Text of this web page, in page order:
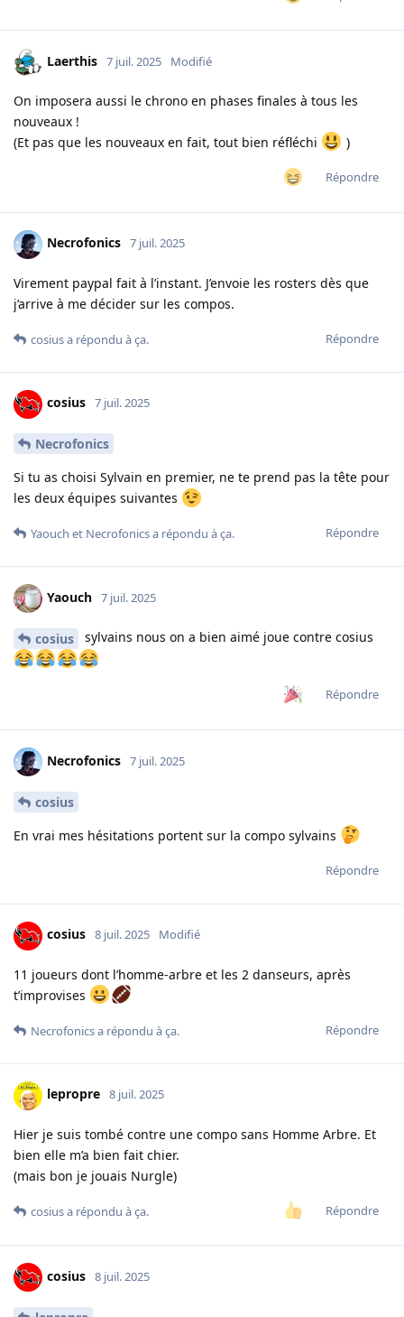
Laerthis 7 juil. 2025 Modifié
On imposera aussi le chrono en phases finales à tous les
nouveaux !
(Et pas que les nouveaux en fait, tout bien réfléchi
)
Répondre
Necrofonics 7 juil. 2025
Virement paypal fait à l’instant. J’envoie les rosters dès que
j’arrive à me décider sur les compos.
Répondre
cosiusa répondu à ça.
cosius 7 juil. 2025
Necrofonics
Si tu as choisi Sylvain en premier, ne te prend pas la tête pour
les deux équipes suivantes
Répondre
Yaouch et Necrofonicsa répondu à ça.
Yaouch 7 juil. 2025
cosius sylvains nous on a bien aimé joue contre cosius
Répondre
Necrofonics 7 juil. 2025
cosius
En vrai mes hésitations portent sur la compo sylvains
Répondre
cosius 8 juil. 2025 Modifié
11 joueurs dont l’homme-arbre et les 2 danseurs, après
t’improvises
Répondre
Necrofonicsa répondu à ça.
lepropre 8 juil. 2025
Hier je suis tombé contre une compo sans Homme Arbre. Et
bien elle m’a bien fait chier.
(mais bon je jouais Nurgle)
Répondre
cosiusa répondu à ça.
cosius 8 juil. 2025